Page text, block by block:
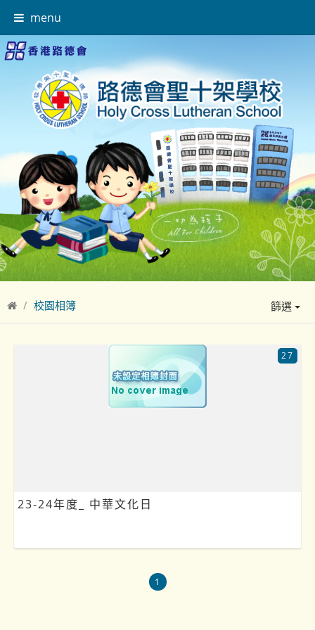
menu
校園相簿 篩選
23-24年度_ 中華文化日
27
1